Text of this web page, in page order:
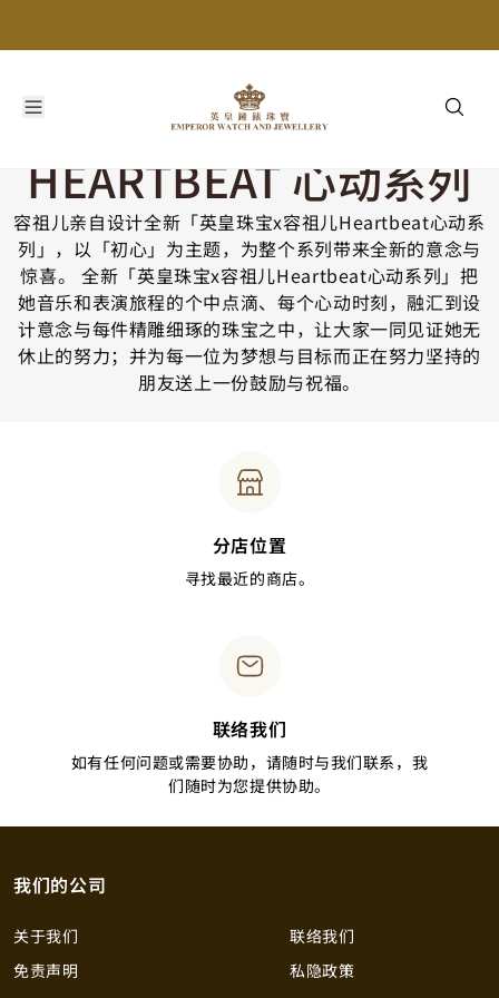
HEARTBEAT 心动系列
容祖儿亲自设计全新「英皇珠宝x容祖儿Heartbeat心动系
列」，以「初心」为主题，为整个系列带来全新的意念与
惊喜。 全新「英皇珠宝x容祖儿Heartbeat心动系列」把
她音乐和表演旅程的个中点滴、每个心动时刻，融汇到设
计意念与每件精雕细琢的珠宝之中，让大家一同见证她无
休止的努力；并为每一位为梦想与目标而正在努力坚持的
朋友送上一份鼓励与祝福。
分店位置
寻找最近的商店。
联络我们
如有任何问题或需要协助，请随时与我们联系，我
们随时为您提供协助。
我们的公司
关于我们
联络我们
免责声明
私隐政策